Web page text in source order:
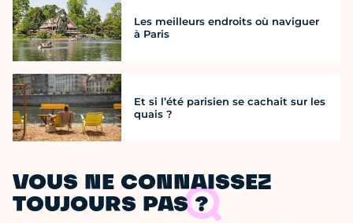
Les meilleurs endroits où naviguer
à Paris
Et si l’été parisien se cachait sur les
quais ?
VOUS NE CONNAISSEZ
TOUJOURS PAS ?